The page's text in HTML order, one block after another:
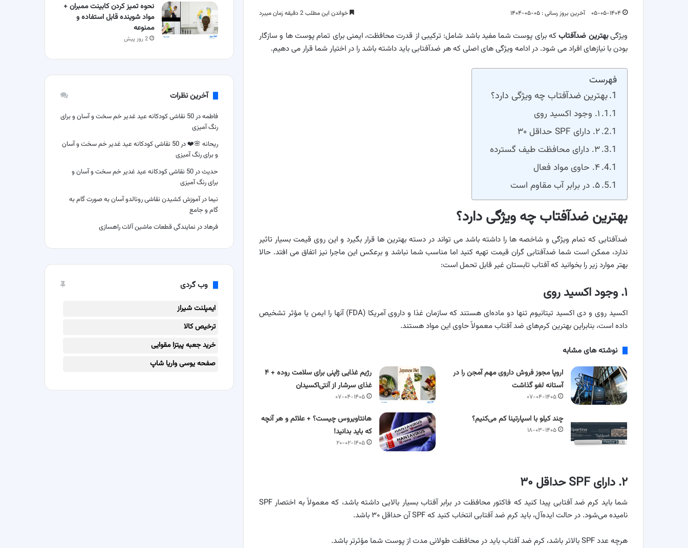
۰۵-۰۵-۱۴۰۴ آخرین بروز رسانی : ۰۵-۰۵-۱۴۰۴ خواندن این مطلب 2 دقیقه زمان میبرد
ویژگیبهترین ضدآفتابکه برای پوست شما مفید باشد شامل: ترکیبی از قدرت محافظت، ایمنی برای تمام پوست ها و سازگار
بودن با نیازهای افراد می شود. در ادامه ویژگی های اصلی که هر ضدآفتابی باید داشته باشد را در اختیار شما قرار می دهیم.
فهرست
بهترین ضدآفتاب چه ویژگی دارد؟
۱. وجود اکسید روی
۲. دارای SPF حداقل ۳۰
۳. دارای محافظت طیف گسترده
۴. حاوی مواد فعال
۵. در برابر آب مقاوم است
بهترین ضدآفتاب چه ویژگی دارد؟
ضدآفتابی که تمام ویژگی و شاخصه ها را داشته باشد می تواند در دسته بهترین ها قرار بگیرد و این روی قیمت بسیار تاثیر
ندارد، ممکن است شما ضدآفتابی گران قیمت تهیه کنید اما مناسب شما نباشد و برعکس این ماجرا نیز اتفاق می افتد. حالا
بهتر موارد زیر را بخوانید که آفتاب تابستان غیر قابل تحمل است:
۱. وجود اکسید روی
اکسید روی و دی اکسید تیتانیوم تنها دو ماده‌ای هستند که سازمان غذا و داروی آمریکا (FDA) آنها را ایمن یا مؤثر تشخیص
داده است، بنابراین بهترین کرم‌های ضد آفتاب معمولاً حاوی این مواد هستند.
نوشته های مشابه
اروپا مجوز فروش داروی مهم آمجن را در
آستانه لغو گذاشت
۰۷-۰۴-۱۴۰۵
رژیم غذایی ژاپنی برای سلامت روده + ۴
غذای سرشار از آنتی‌اکسیدان
۰۷-۰۴-۱۴۰۵
چند کیلو با اسپارتینا کم می‌کنیم؟
۱۸-۰۳-۱۴۰۵
هانتاویروس چیست؟ + علائم و هر آنچه
که باید بدانید!
۲۰-۰۲-۱۴۰۵
۲. دارای SPF حداقل ۳۰
شما باید کرم ضد آفتابی پیدا کنید که فاکتور محافظت در برابر آفتاب بسیار بالایی داشته باشد، که معمولاً به اختصار SPF
نامیده می‌شود. در حالت ایده‌آل، باید کرم ضد آفتابی انتخاب کنید که SPF آن حداقل ۳۰ باشد.
هرچه عدد SPF بالاتر باشد، کرم ضد آفتاب باید در محافظت طولانی مدت از پوست شما مؤثرتر باشد.
نحوه تمیز کردن کابینت ممبران +
مواد شوینده قابل استفاده و
ممنوعه
2 روز پیش
آخرین نظرات
فاطمهدر
50 نقاشی کودکانه عید غدیر خم سخت و آسان و برای
رنگ آمیزی
ریحانه 🌸❤️در
50 نقاشی کودکانه عید غدیر خم سخت و آسان
و برای رنگ آمیزی
حدیثدر
50 نقاشی کودکانه عید غدیر خم سخت و آسان و
برای رنگ آمیزی
نیما درآموزش کشیدن نقاشی رونالدو آسان به صورت گام به
گام و جامع
فرهاددر نمایندگی قطعات ماشین آلات راهسازی
وب گردی
ایمپلنت شیراز
ترخیص کالا
خرید جعبه پیتزا مقوایی
صفحه یوسی واریا شاپ